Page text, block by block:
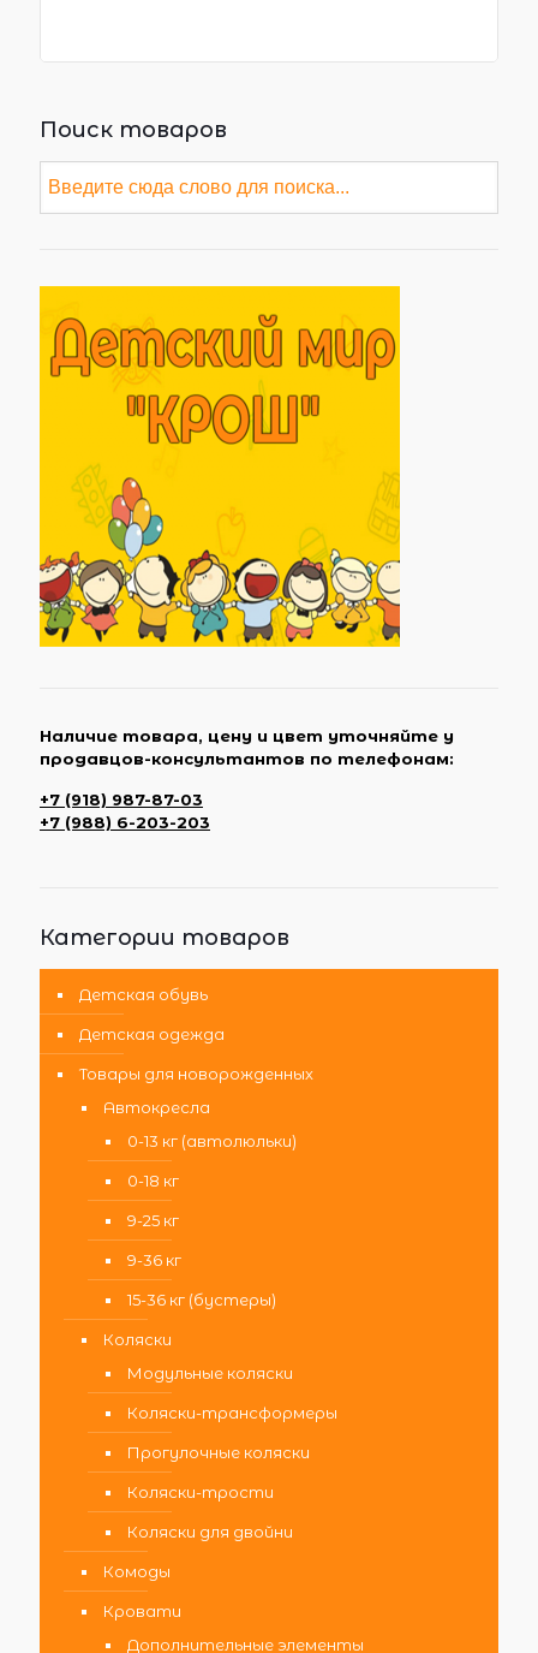
Поиск товаров
Наличие товара, цену и цвет уточняйте у
продавцов-консультантов по телефонам:
+7 (918) 987-87-03
+7 (988) 6-203-203
Категории товаров
Детская обувь
Детская одежда
Товары для новорожденных
Автокресла
0-13 кг (автолюльки)
0-18 кг
9-25 кг
9-36 кг
15-36 кг (бустеры)
Коляски
Модульные коляски
Коляски-трансформеры
Прогулочные коляски
Коляски-трости
Коляски для двойни
Комоды
Кровати
Дополнительные элементы